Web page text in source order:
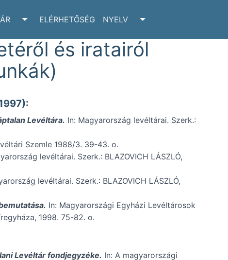
ARCHIVUM SUBMENU
TOGGLE ADATTÁR SUBMENU
ELÉRHETŐSÉG NYELV
és iratairól
Levéltára. In: Magyarország levéltárai. Szerk.:
Szemle 1988/3. 39-43. o.
levéltárai. Szerk.: BLAZOVICH LÁSZLÓ,
levéltárai. Szerk.: BLAZOVICH LÁSZLÓ,
In: Magyarországi Egyházi Levéltárosok
1998. 75-82. o.
Levéltár fondjegyzéke. In: A magyarországi